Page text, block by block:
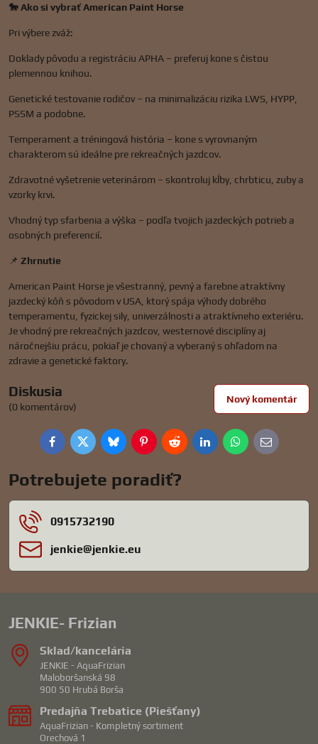
🐎 Ako si vybrať American Paint Horse
Pri výbere zváž:
Doklady pôvodu a registráciu APHA – preferuj kone s čistou
plemennou knihou.
Genetické testovanie rodičov – na minimalizáciu rizika LWS, HYPP,
PSSM a podobne.
Temperament a tréningová história – kone s vyrovnaným
charakterom sú ideálne pre rekreačných jazdcov.
Zdravotné vyšetrenie veterinárom – skontroluj kĺby, chrbticu, zuby a
vzorky krvi.
Vhodný typ sfarbenia a výška – podľa tvojich jazdeckých potrieb a
osobných preferencií.
📌 Zhrnutie
American Paint Horse je všestranný, pevný a farebne atraktívny
jazdecký kôň s pôvodom v USA, ktorý spája výhody dobrého
temperamentu, fyzickej sily, univerzálnosti a atraktívneho exteriéru.
Je vhodný pre rekreačných jazdcov, westernové disciplíny aj
náročnejšiu prácu, pokiaľ je chovaný a vyberaný s ohľadom na
zdravie a genetické faktory.
Diskusia
(0 komentárov)
Nový komentár
FacebookTwitterBlueskyPinterestRedditLinkedInWhatsApp
E-
mail
Potrebujete poradiť?
0915732190
jenkie​@jenkie​.eu
JENKIE- Frizian
Sklad/kancelária
JENKIE - AquaFrizian
Maloboršanská 98
900 50 Hrubá Borša
Predajňa Trebatice (Piešťany)
AquaFrizian - Kompletný sortiment
Orechová 1